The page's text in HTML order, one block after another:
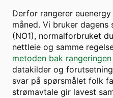
Derfor rangerer
måned. Vi bruker
(NO1), normalforbruket
nettleie og samme
metoden bak rangeringen
datakilder og
svar på spørsmålet folk
strømavtale gir lavest